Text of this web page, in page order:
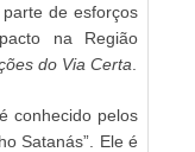
de esforços
na Região
do Via Certa
conhecido pelos
Satanás”. Ele é